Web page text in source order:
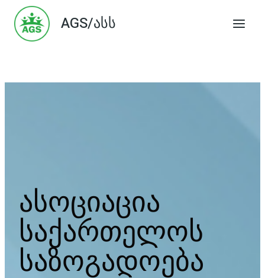
Skip
content
AGS/ასს
ასოციაცია
საქართელოს
საზოგადოება